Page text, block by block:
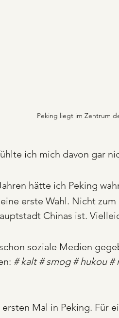
Peking liegt im Zentrum
ich mich davon gar
hätte ich Peking
erste Wahl. Nicht
Chinas ist.
soziale Medien
# kalt # smog # hukou #
ersten Mal in Peking. Für